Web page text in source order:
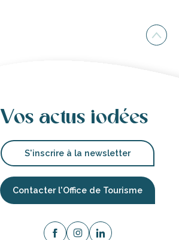
Vos actus iodées
S'inscrire à la newsletter
Contacter l'Office de Tourisme